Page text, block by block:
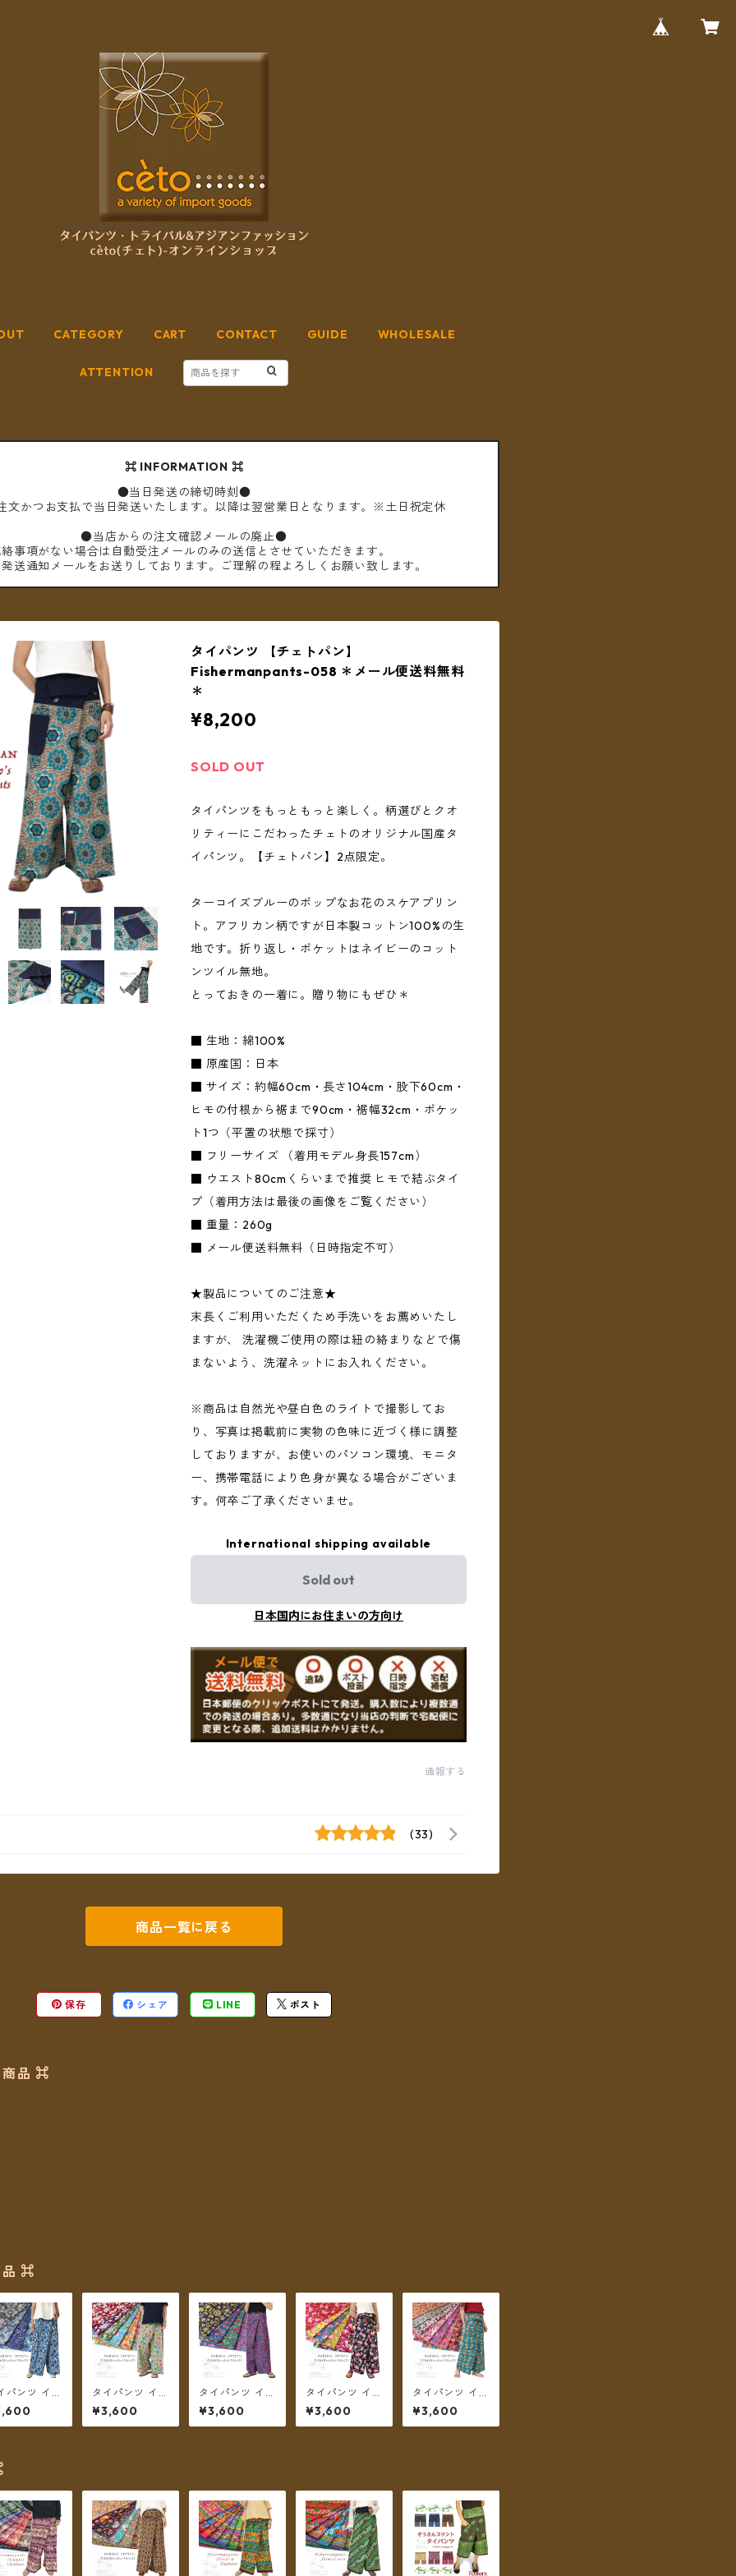
CATEGORY CART CONTACT GUIDE WHOLESALE
ATTENTION
⌘ INFORMATION ⌘
●当日発送の締切時刻●
文かつお支払で当日発送いたします。以降は翌営業日となります。※土日祝定休
●当店からの注文確認メールの廃止●
事項がない場合は自動受注メールのみの送信とさせていただきます。
送通知メールをお送りしております。ご理解の程よろしくお願い致します。
タイパンツ 【チェトパン】
Fishermanpants-058 ＊メール便送料無料
＊
¥8,200
SOLD OUT
タイパンツをもっともっと楽しく。柄選びとクオ
リティーにこだわったチェトのオリジナル国産タ
イパンツ。【チェトパン】2点限定。
ターコイズブルーのポップなお花のスケアプリン
ト。アフリカン柄ですが日本製コットン100%の生
地です。折り返し・ポケットはネイビーのコット
ンツイル無地。
とっておきの一着に。贈り物にもぜひ＊
■ 生地：綿100%
■ 原産国：日本
■ サイズ：約幅60cm・長さ104cm・股下60cm・
ヒモの付根から裾まで90cm・裾幅32cm・ポケッ
ト1つ（平置の状態で採寸）
■ フリーサイズ （着用モデル身長157cm）
■ ウエスト80cmくらいまで推奨 ヒモで結ぶタイ
プ（着用方法は最後の画像をご覧ください）
■ 重量：260g
■ メール便送料無料（日時指定不可）
★製品についてのご注意★
末長くご利用いただくため手洗いをお薦めいたし
ますが、 洗濯機ご使用の際は紐の絡まりなどで傷
まないよう、洗濯ネットにお入れください。
※商品は自然光や昼白色のライトで撮影してお
り、写真は掲載前に実物の色味に近づく様に調整
しておりますが、お使いのパソコン環境、モニタ
ー、携帯電話により色身が異なる場合がございま
す。何卒ご了承くださいませ。
International shipping available
Sold out
日本国内にお住まいの方向け
通報する
(33)
商品一覧に戻る
保存 シェア LINE ポスト
商品 ⌘
品 ⌘
パンツ イン
インド更紗
ネイビー
ノトーン フ
ング丈【メ
便送料無
タイパンツ イン
ド綿 インド更紗
no.12 フラワー
プリント 2タイ
¥3,600
タイパンツ イン
ド綿 インド更紗
no.11 アジアン
ボタニカルプリ
¥3,600
タイパンツ イン
ド綿 インド更紗
no.10 ロータス
プリント 6カラ
¥3,600
タイパンツ イン
ド綿 インド更紗
no.9 花柄プリン
トいろいろ 4タ
¥3,600